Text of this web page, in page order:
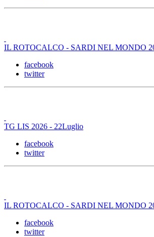
IL ROTOCALCO - SARDI NEL MONDO
facebook
twitter
TG LIS 2026 - 22Luglio
facebook
twitter
IL ROTOCALCO - SARDI NEL MONDO
facebook
twitter